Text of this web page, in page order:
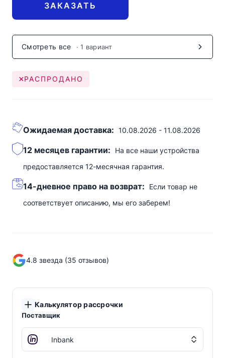
ЗАКАЗАТЬ
Смотреть все · 1 вариант
РАСПРОДАНО
Ожидаемая доставка: 10.08.2026 - 11.08.2026
12 месяцев гарантии:
На все наши устройства
предоставляется 12-месячная гарантия.
14-дневное право на возврат:
Если товар не
соответствует описанию, мы его заберем!
4.8 звезда (35 отзывов)
Калькулятор рассрочки
Поставщик